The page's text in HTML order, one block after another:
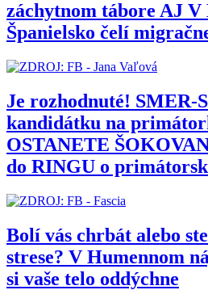
záchytnom tábore AJ V
Španielsko čelí
Je rozhodnuté! SMER-
kandidátku na
OSTANETE
do RINGU o
Bolí vás chrbát alebo
strese? V Humennom
si vaše telo oddýchne